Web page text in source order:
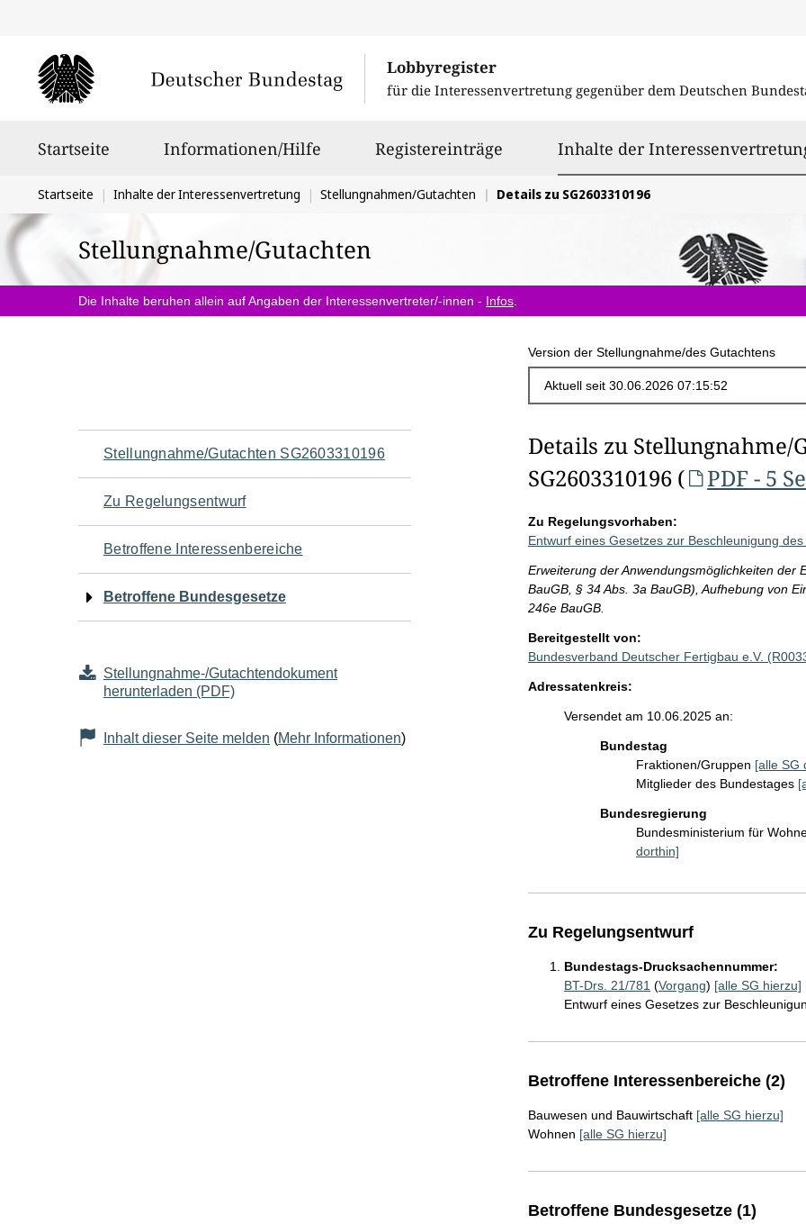
Lobbyregister
für die Interessenvertretung gegenüber dem Deutschen
Startseite Informationen/Hilfe Registereinträge Inhalte der
Sie
befinden
sich
hier:
Startseite Inhalte der Interessenvertretung Stellungnahmen/Gutachten Details zu SG2603310196
Stellungnahme/Gutachten
Die Inhalte beruhen allein auf Angaben der Interessenvertreter/-innen - Infos
Version der Stellungnahme/des Gutachtens
Navigation
für
den
Seiteninhalt
Stellungnahme/Gutachten SG2603310196
Zu Regelungsentwurf
Betroffene Interessenbereiche
Betroffene Bundesgesetze
Stellungnahme-/Gutachtendokument
herunterladen (PDF)
Inhalt dieser Seite melden (Mehr Informationen)
Details zu Stellungnahme/
SG2603310196 (
PDF - 5
Zu Regelungsvorhaben:
Entwurf eines Gesetzes zur Beschleunigung
Erweiterung der Anwendungsmöglichkeiten der
BauGB, § 34 Abs. 3a BauGB), Aufhebung von
246e BauGB.
Bereitgestellt von:
Bundesverband Deutscher Fertigbau e.V.
Adressatenkreis:
Versendet am 10.06.2025 an:
Bundestag
Fraktionen/Gruppen [alle SG
Mitglieder des Bundestages
Bundesregierung
Bundesministerium für
dorthin]
Zu Regelungsentwurf
Bundestags-Drucksachennummer:
BT-Drs. 21/781 (Vorgang) [alle SG hierzu]
Entwurf eines Gesetzes zur
Betroffene Interessenbereiche (2)
Bauwesen und Bauwirtschaft [alle SG hierzu]
Wohnen [alle SG hierzu]
Betroffene Bundesgesetze (1)